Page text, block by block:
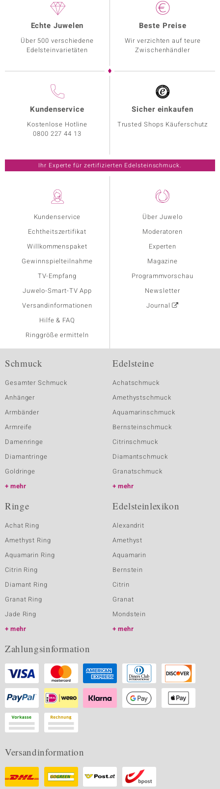
Kundenservice
Echtheitszertifikat
Willkommenspaket
Gewinnspielteilnahme
TV-Empfang
Juwelo-Smart-TV App
Versandinformationen
Hilfe & FAQ
Ringgröße ermitteln
Über Juwelo
Moderatoren
Experten
Magazine
Programmvorschau
Newsletter
Journal
Echte Juwelen
Über 500 verschiedene
Edelsteinvarietäten
Beste Preise
Wir verzichten auf teure
Zwischenhändler
Kundenservice
Kostenlose Hotline
0800 227 44 13
Sicher einkaufen
Trusted Shops Käuferschutz
Ihr Experte für zertifizierten Edelsteinschmuck.
Schmuck
Gesamter Schmuck
Anhänger
Armbänder
Armreife
Damenringe
Diamantringe
Goldringe
mehr
Edelsteine
Achatschmuck
Amethystschmuck
Aquamarinschmuck
Bernsteinschmuck
Citrinschmuck
Diamantschmuck
Granatschmuck
mehr
Ringe
Achat Ring
Amethyst Ring
Aquamarin Ring
Citrin Ring
Diamant Ring
Granat Ring
Jade Ring
mehr
Edelsteinlexikon
Alexandrit
Amethyst
Aquamarin
Bernstein
Citrin
Granat
Mondstein
mehr
Zahlungsinformation
Versandinformation